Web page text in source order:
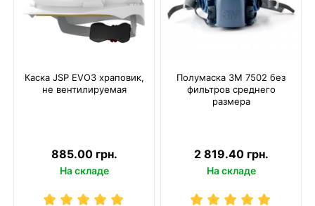
Каска JSP EVO3 храповик,
не вентилируемая
885.00 грн.
На складе
Полумаска 3M 7502 без
фильтров среднего
размера
2 819.40 грн.
На складе